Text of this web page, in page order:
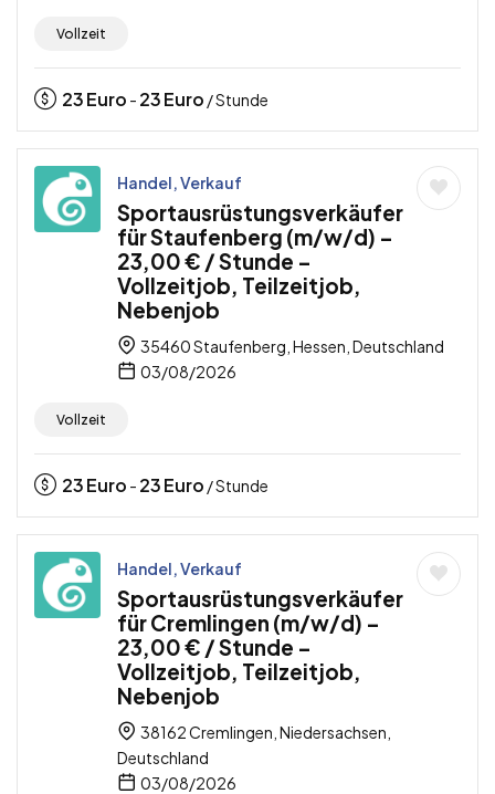
Vollzeit
23Euro - 23Euro / Stunde
Handel, Verkauf
Sportausrüstungsverkäufer
für Staufenberg (m/w/d) –
23,00 € / Stunde –
Vollzeitjob, Teilzeitjob,
Nebenjob
35460 Staufenberg, Hessen, Deutschland
03/08/2026
Vollzeit
23Euro - 23Euro / Stunde
Handel, Verkauf
Sportausrüstungsverkäufer
für Cremlingen (m/w/d) –
23,00 € / Stunde –
Vollzeitjob, Teilzeitjob,
Nebenjob
38162 Cremlingen, Niedersachsen,
Deutschland
03/08/2026